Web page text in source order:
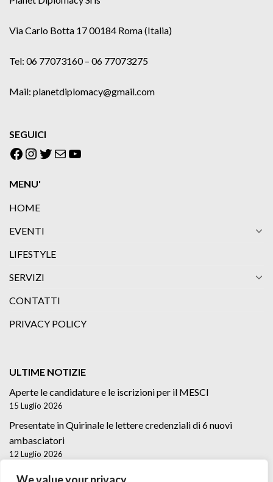
Via Carlo Botta 17 00184 Roma (Italia)
Tel: 06 77073160 – 06 77073275
Mail: planetdiplomacy@gmail.com
SEGUICI
Facebook
Instagram
Twitter
EmailYouTube
MENU'
HOME
EVENTI
LIFESTYLE
SERVIZI
CONTATTI
PRIVACY POLICY
ULTIME NOTIZIE
Aperte le candidature e le iscrizioni per il MESCI
15 Luglio 2026
Presentate in Quirinale le lettere credenziali di 6 nuovi
ambasciatori
12 Luglio 2026
Lettere credenziali di 5 nuovi Ambasciatori